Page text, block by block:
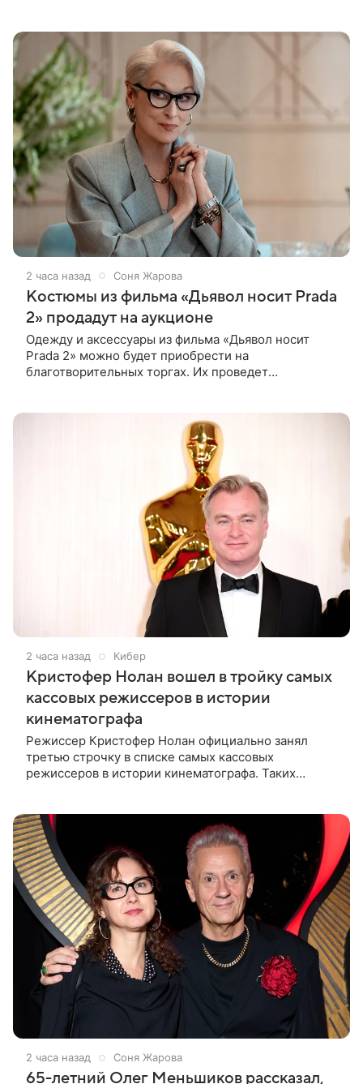
2 часа назад Соня Жарова
Костюмы из фильма «Дьявол носит Prada
2» продадут на аукционе
Одежду и аксессуары из фильма «Дьявол носит
Prada 2» можно будет приобрести на
благотворительных торгах. Их проведет
2 часа назад Кибер
Кристофер Нолан вошел в тройку самых
кассовых режиссеров в истории
кинематографа
Режиссер Кристофер Нолан официально занял
третью строчку в списке самых кассовых
режиссеров в истории кинематографа. Таких
2 часа назад Соня Жарова
65-летний Олег Меньшиков рассказал,